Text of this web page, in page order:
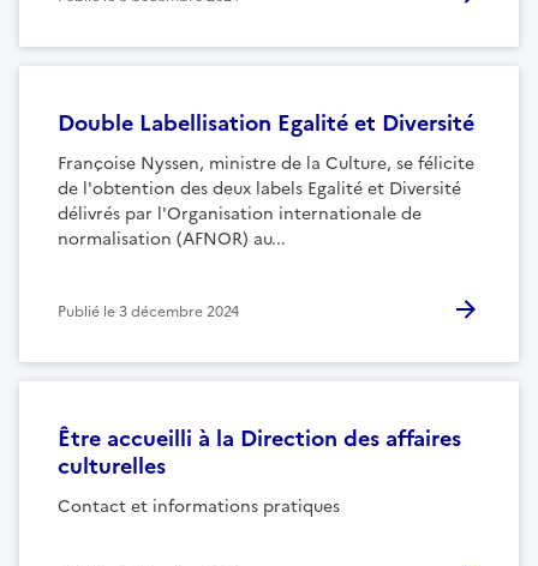
Double Labellisation Egalité et Diversité
Françoise Nyssen, ministre de la Culture, se félicite
de l'obtention des deux labels Egalité et Diversité
délivrés par l'Organisation internationale de
normalisation (AFNOR) au...
Publié le3 décembre 2024
Être accueilli à la Direction des affaires
culturelles
Contact et informations pratiques